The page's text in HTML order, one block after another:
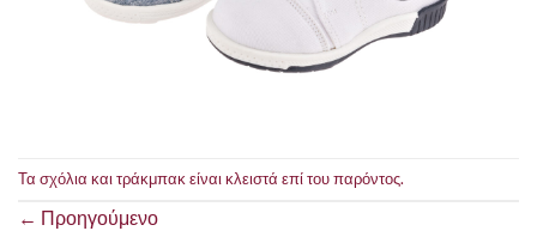
Τα σχόλια και τράκμπακ είναι κλειστά επί του παρόντος.
← Προηγούμενο